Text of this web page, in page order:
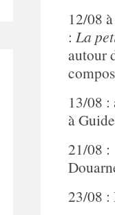
12/08
: La
autour
13/08
à
21/08
23/08 :